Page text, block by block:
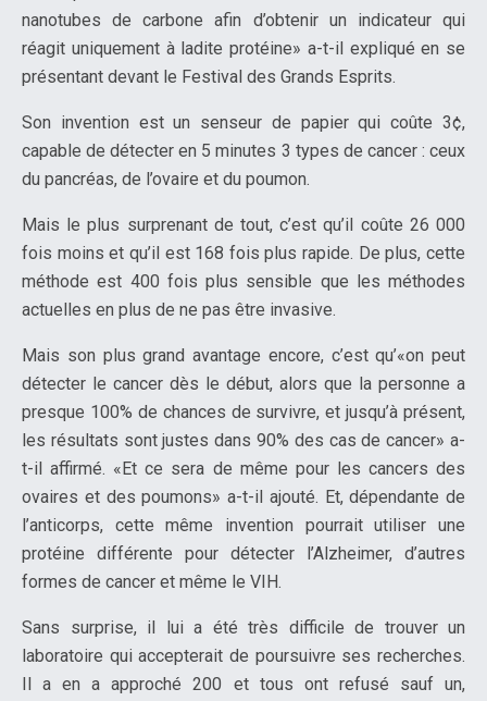
nanotubes de carbone afin d’obtenir un indicateur qui
réagit uniquement à ladite protéine» a-t-il expliqué en se
présentant devant le Festival des Grands Esprits.
Son invention est un senseur de papier qui coûte 3¢,
capable de détecter en 5 minutes 3 types de cancer : ceux
du pancréas, de l’ovaire et du poumon.
Mais le plus surprenant de tout, c’est qu’il coûte 26 000
fois moins et qu’il est 168 fois plus rapide. De plus, cette
méthode est 400 fois plus sensible que les méthodes
actuelles en plus de ne pas être invasive.
Mais son plus grand avantage encore, c’est qu’«on peut
détecter le cancer dès le début, alors que la personne a
presque 100% de chances de survivre, et jusqu’à présent,
les résultats sont justes dans 90% des cas de cancer» a-
t-il affirmé. «Et ce sera de même pour les cancers des
ovaires et des poumons» a-t-il ajouté. Et, dépendante de
l’anticorps, cette même invention pourrait utiliser une
protéine différente pour détecter l’Alzheimer, d’autres
formes de cancer et même le VIH.
Sans surprise, il lui a été très difficile de trouver un
laboratoire qui accepterait de poursuivre ses recherches.
Il a en a approché 200 et tous ont refusé sauf un,